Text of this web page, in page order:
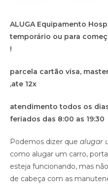
ALUGA Equipamento
temporário ou para
!
parcela cartão visa,
,ate 12x
atendimento todos os
feriados das 8:00 as 19:30
Podemos dizer que alugar
como alugar um carro,
esteja funcionando, mas
de cabeça com as